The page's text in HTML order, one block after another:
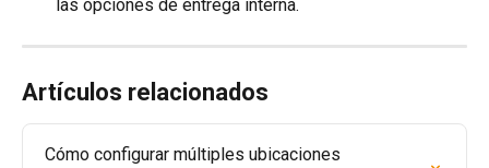
las opciones de entrega interna.
Artículos relacionados
Cómo configurar múltiples ubicaciones